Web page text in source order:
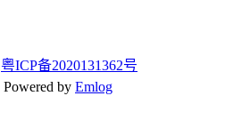
粤ICP备2020131362号
Powered by Emlog